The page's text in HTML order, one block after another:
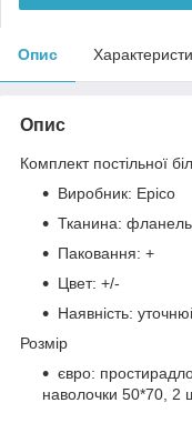
Опис
Опис
Комплект постільної
Виробник: Epico
Тканина: фланель
Паковання: +
Цвет: +/-
Наявність:
Розмір
євро:
наволочки 50*70, 2